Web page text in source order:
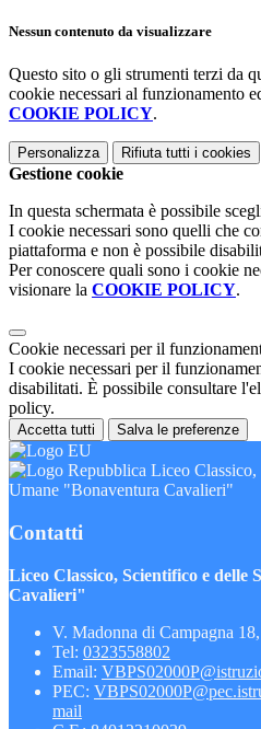
Nessun contenuto da visualizzare
Questo sito o gli strumenti terzi da
cookie necessari al funzionamento
COOKIE POLICY.
Personalizza Rifiuta tutti i cookies
Gestione cookie
In questa schermata è possibile
I cookie necessari sono quelli che
piattaforma e non è possibile
Per conoscere quali sono i cookie
visionare la COOKIE POLICY.
Cookie necessari per il
I cookie necessari per il
disabilitati. È possibile consultare
policy.
Accetta tutti Salva le preferenze
Liceo Classico,
Umane "Bonaventura Cavalieri"
Contatti
Liceo Classico, Scientifico e delle
Cavalieri"
V. Madonna di Campagna
Tel: 0323558802
Email:
PEC:
mail